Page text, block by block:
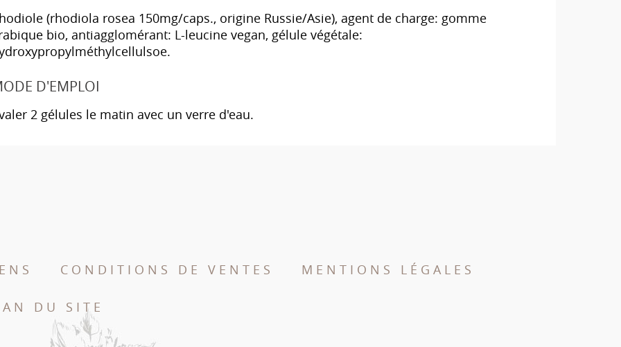
(rhodiola rosea 150mg/caps., origine Russie/Asie), agent de charge: gomme
bio, antiagglomérant: L-leucine vegan, gélule végétale:
D'EMPLOI
2 gélules le matin avec un verre d'eau.
CONDITIONS DE VENTES MENTIONS LÉGALES
DU SITE